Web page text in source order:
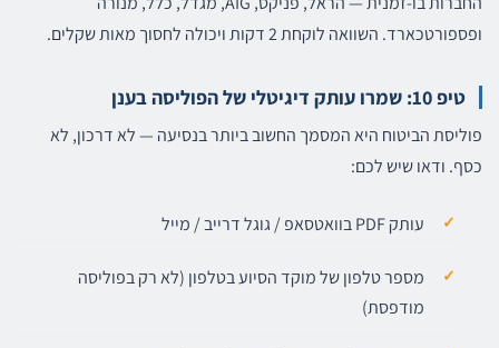
ופספורטכארד. השוואה לוקחת 2 דקות ויכולה לחסוך מאות שקלים.
טיפ 10: שמרו עותק דיגיטלי של הפוליסה בענן
פוליסת הביטוח היא המסמך החשוב ביותר בנסיעה — לא דרכון, לא
כסף. ודאו שיש לכם:
עותק PDF בוואטסאפ / גוגל דרייב / מייל
מספר טלפון של מוקד הסיוע בטלפון (לא רק בפוליסה
מודפסת)